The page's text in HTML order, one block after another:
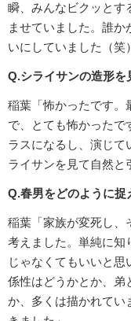
瞬、みんなビクッとす
ませていました。誰
いにしていました（笑
Q.シライサンの造形を
稲葉「怖かったです。
で、とても怖かったで
ラスになるし、演じて
ライサンを見て自然と
Q.春男をどのように捉
稲葉「家族が変死し、
考えました。単純に知
じゃなくてもいいと
係性はどうかとか、弟
か、多くは描かれてい